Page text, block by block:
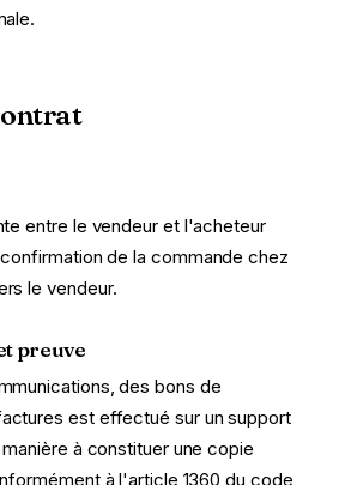
entre le vendeur et l'acheteur
de la commande chez
le vendeur.
preuve
des bons de
est effectué sur un support
à constituer une copie
à l'article 1360 du code